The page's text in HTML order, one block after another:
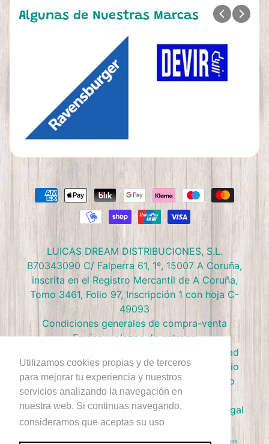
Utilizamos cookies propias y de terceros
para mejorar tu experiencia y nuestros
servicios analizando la navegación en
nuestra web. Si continuas navegando,
consideramos que aceptas su uso
Algunas de Nuestras Marcas
LUICAS DREAM DISTRIBUCIONES, S.L.
B70343090 C/ Falperra 61, 1º, 15007 A Coruña,
inscrita en el Registro Mercantil de A Coruña,
Tomo 3461, Folio 97, Inscripción 1 con hoja C-
49093
Condiciones generales de compra-venta
Envíos y plazos de entrega
Política de privacidad
Política de devolución
Términos de Servicio
Política de Cookies
Política de reembolso
Condiciones Club Doctor Panush
Ejercer derecho de desestimiento
Aviso Legal
Derecho de Autor © 2026Doctor Panush. Reservados todos los